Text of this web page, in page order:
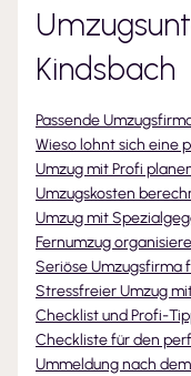
Kindsbach
Passende
Wieso lohnt sich eine
Umzug mit Profi
Umzugskosten
Umzug mit
Fernumzug
Seriöse Umzugsfirma
Stressfreier Umzug
Checklist und Profi-
Checkliste für den
Ummeldung nach